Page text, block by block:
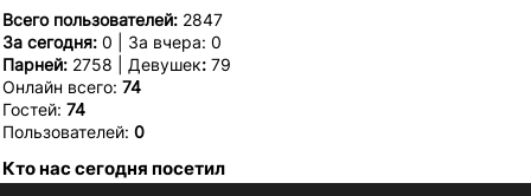
Всего пользователей: 2847
За сегодня: 0 | За вчера: 0
Парней: 2758 | Девушек: 79
Онлайн всего: 74
Гостей: 74
Пользователей: 0
Кто нас сегодня посетил